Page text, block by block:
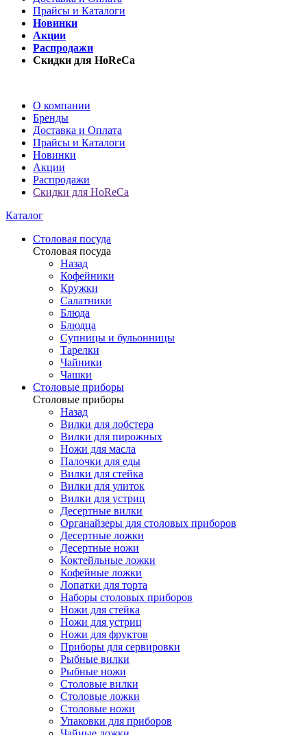
Прайсы и Каталоги
Новинки
Акции
Распродажи
Скидки для HoReCa
О компании
Бренды
Доставка и Оплата
Прайсы и Каталоги
Новинки
Акции
Распродажи
Скидки для HoReCa
Каталог
Столовая посуда
Столовая посуда
Назад
Кофейники
Кружки
Салатники
Блюда
Блюдца
Супницы и бульонницы
Тарелки
Чайники
Чашки
Cтоловые приборы
Cтоловые приборы
Назад
Вилки для лобстера
Вилки для пирожных
Ножи для масла
Палочки для еды
Вилки для стейка
Вилки для улиток
Вилки для устриц
Десертные вилки
Органайзеры для столовых приборов
Десертные ложки
Десертные ножи
Коктейльные ложки
Кофейные ложки
Лопатки для торта
Наборы столовых приборов
Ножи для стейка
Ножи для устриц
Ножи для фруктов
Приборы для сервировки
Рыбные вилки
Рыбные ножи
Столовые вилки
Столовые ложки
Столовые ножи
Упаковки для приборов